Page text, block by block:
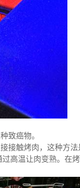
致癌物。
接触烤肉，这种方
高温让肉变熟。在